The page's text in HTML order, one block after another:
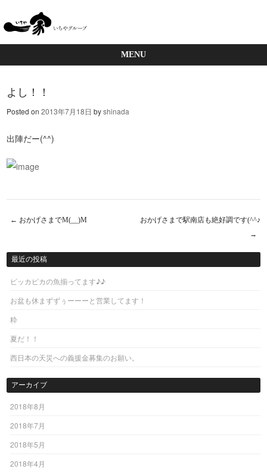
MENU
よし！！
Posted on2013年7月18日 byshinada
出陣だー(^^)
← おかげさまでM(__)M
おかげさまで駅南店も絶好調です(^^♪
→
最近の投稿
ピッカピカの魚揃ってます♪♪
お盆も休まずずぅーーーと営業してます！
粋
夏だ！！
西日本の天災への義援金募集のお願い。
アーカイブ
2018年8月
2018年7月
2018年5月
2018年4月